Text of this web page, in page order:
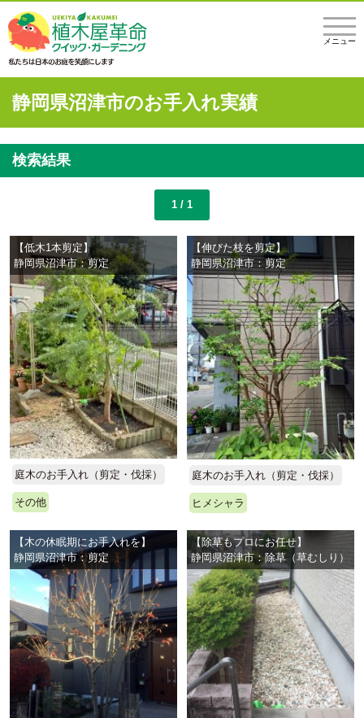
メニュー
静岡県沼津市のお手入れ実績
検索結果
1 / 1
【低木1本剪定】
静岡県沼津市：剪定
庭木のお手入れ（剪定・伐採）
その他
【伸びた枝を剪定】
静岡県沼津市：剪定
庭木のお手入れ（剪定・伐採）
ヒメシャラ
【木の休眠期にお手入れを】
静岡県沼津市：剪定
【除草もプロにお任せ】
静岡県沼津市：除草（草むしり）